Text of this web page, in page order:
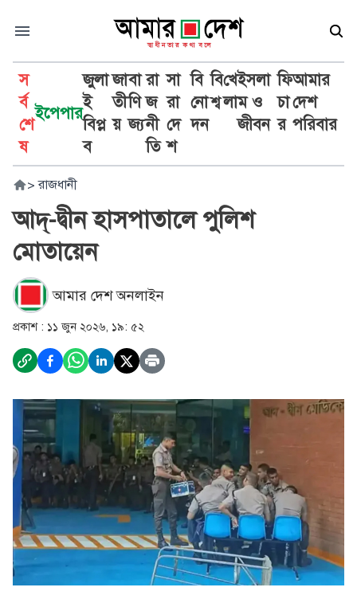
স
র্ব
শে
ষ
ইপেপার
জুলা
ই
বিপ্ল
ব
জা
তী
য়
বা
ণি
জ্য
রা
জ
নী
তি
সা
রা
দে
শ
বি
নো
দন
বি
শ্ব
খে
লা
ইসলা
ম ও
জীবন
ফি
চা
র
আমার
দেশ
পরিবার
> রাজধানী
আদ্-দ্বীন হাসপাতালে পুলিশ
মোতায়েন
আমার দেশ অনলাইন
প্রকাশ : ১১ জুন ২০২৬, ১৯: ৫২